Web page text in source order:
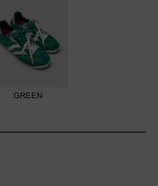
GREEN